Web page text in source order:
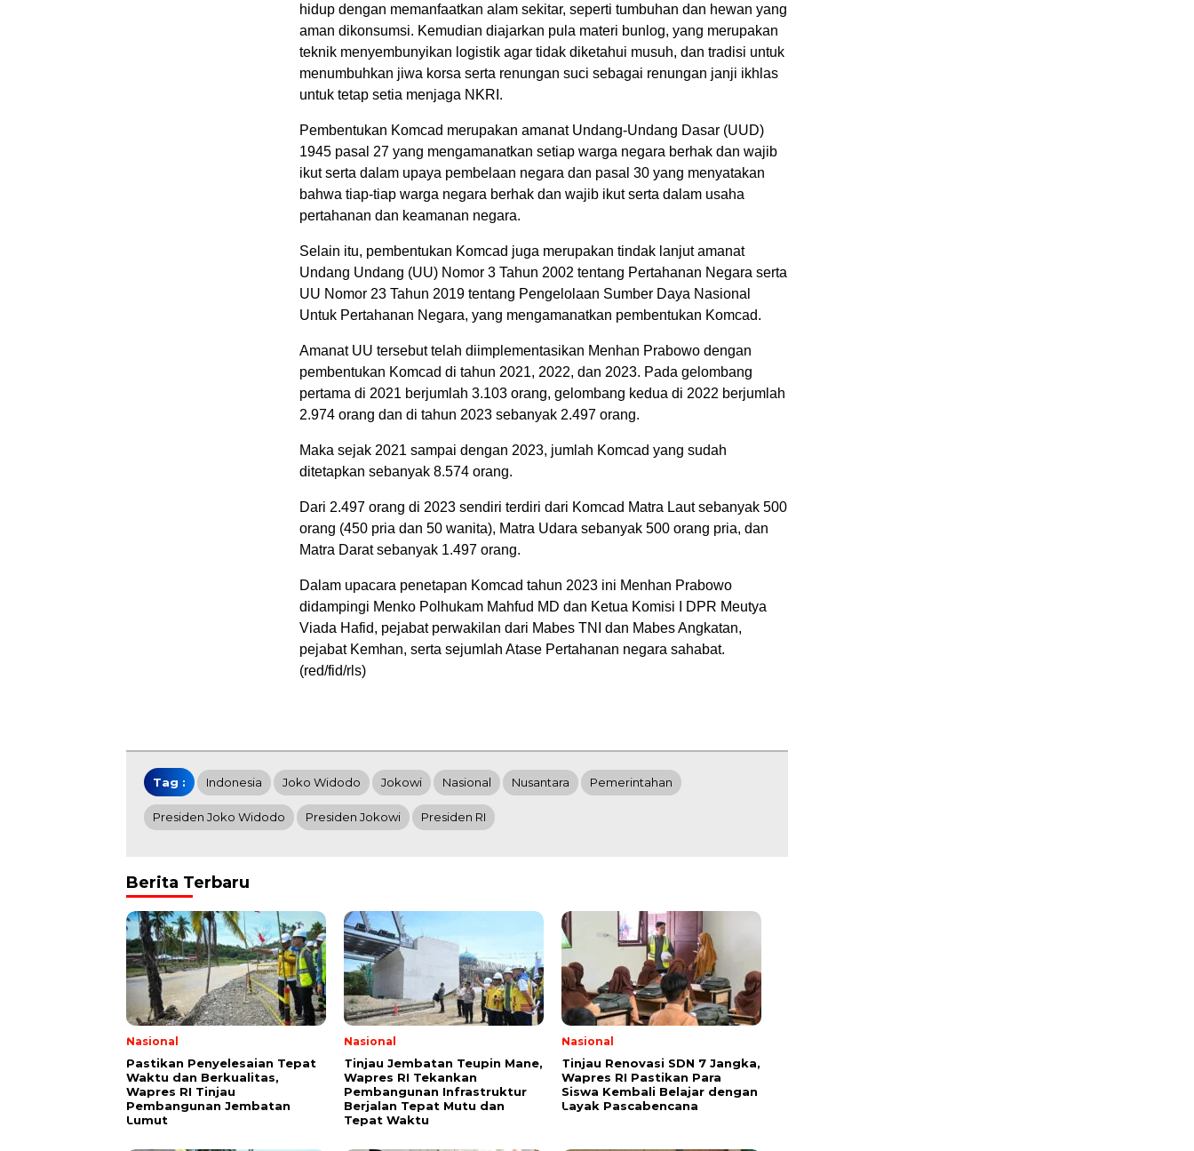
hidup dengan memanfaatkan alam sekitar, seperti tumbuhan dan hewan yang
aman dikonsumsi. Kemudian diajarkan pula materi bunlog, yang merupakan
teknik menyembunyikan logistik agar tidak diketahui musuh, dan tradisi untuk
menumbuhkan jiwa korsa serta renungan suci sebagai renungan janji ikhlas
untuk tetap setia menjaga NKRI.
Pembentukan Komcad merupakan amanat Undang-Undang Dasar (UUD)
1945 pasal 27 yang mengamanatkan setiap warga negara berhak dan wajib
ikut serta dalam upaya pembelaan negara dan pasal 30 yang menyatakan
bahwa tiap-tiap warga negara berhak dan wajib ikut serta dalam usaha
pertahanan dan keamanan negara.
Selain itu, pembentukan Komcad juga merupakan tindak lanjut amanat
Undang Undang (UU) Nomor 3 Tahun 2002 tentang Pertahanan Negara serta
UU Nomor 23 Tahun 2019 tentang Pengelolaan Sumber Daya Nasional
Untuk Pertahanan Negara, yang mengamanatkan pembentukan Komcad.
Amanat UU tersebut telah diimplementasikan Menhan Prabowo dengan
pembentukan Komcad di tahun 2021, 2022, dan 2023. Pada gelombang
pertama di 2021 berjumlah 3.103 orang, gelombang kedua di 2022 berjumlah
2.974 orang dan di tahun 2023 sebanyak 2.497 orang.
Maka sejak 2021 sampai dengan 2023, jumlah Komcad yang sudah
ditetapkan sebanyak 8.574 orang.
Dari 2.497 orang di 2023 sendiri terdiri dari Komcad Matra Laut sebanyak 500
orang (450 pria dan 50 wanita), Matra Udara sebanyak 500 orang pria, dan
Matra Darat sebanyak 1.497 orang.
Dalam upacara penetapan Komcad tahun 2023 ini Menhan Prabowo
didampingi Menko Polhukam Mahfud MD dan Ketua Komisi I DPR Meutya
Viada Hafid, pejabat perwakilan dari Mabes TNI dan Mabes Angkatan,
pejabat Kemhan, serta sejumlah Atase Pertahanan negara sahabat.
(red/fid/rls)
Tag : Indonesia Joko Widodo Jokowi Nasional Nusantara Pemerintahan
Presiden Joko Widodo Presiden Jokowi Presiden RI
Berita Terbaru
Nasional
Pastikan Penyelesaian Tepat
Waktu dan Berkualitas,
Wapres RI Tinjau
Pembangunan Jembatan
Lumut
Nasional
Tinjau Jembatan Teupin Mane,
Wapres RI Tekankan
Pembangunan Infrastruktur
Berjalan Tepat Mutu dan
Tepat Waktu
Nasional
Tinjau Renovasi SDN 7 Jangka,
Wapres RI Pastikan Para
Siswa Kembali Belajar dengan
Layak Pascabencana